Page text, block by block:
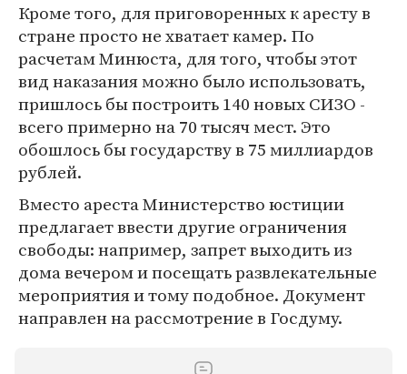
Кроме того, для приговоренных к аресту в
стране просто не хватает камер. По
расчетам Минюста, для того, чтобы этот
вид наказания можно было использовать,
пришлось бы построить 140 новых СИЗО -
всего примерно на 70 тысяч мест. Это
обошлось бы государству в 75 миллиардов
рублей.
Вместо ареста Министерство юстиции
предлагает ввести другие ограничения
свободы: например, запрет выходить из
дома вечером и посещать развлекательные
мероприятия и тому подобное. Документ
направлен на рассмотрение в Госдуму.